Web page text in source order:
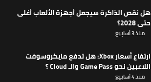
هل نقص الذاكرة سيجعل أجهزة الألعاب أغلى
حتى 2028؟
منذ 3 أسابيع
ارتفاع أسعار Xbox: هل تدفع مايكروسوفت
اللاعبين نحو Game Pass والـ Cloud ؟
منذ 4 أسابيع